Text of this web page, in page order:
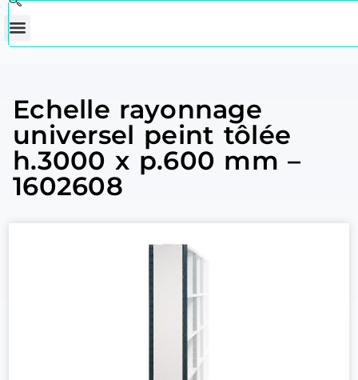
Echelle rayonnage
universel peint tôlée
h.3000 x p.600 mm –
1602608